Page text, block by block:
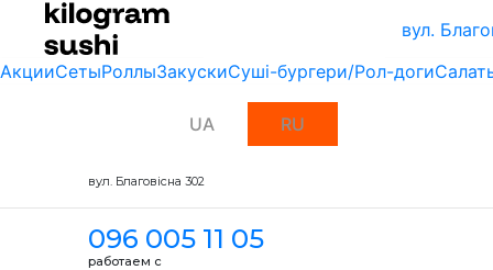
вул.
АкцииСетыРоллыЗакускиСуші-бургери/Рол-доги
UA RU
вул. Благовісна 302
096 005 11 05
работаем с